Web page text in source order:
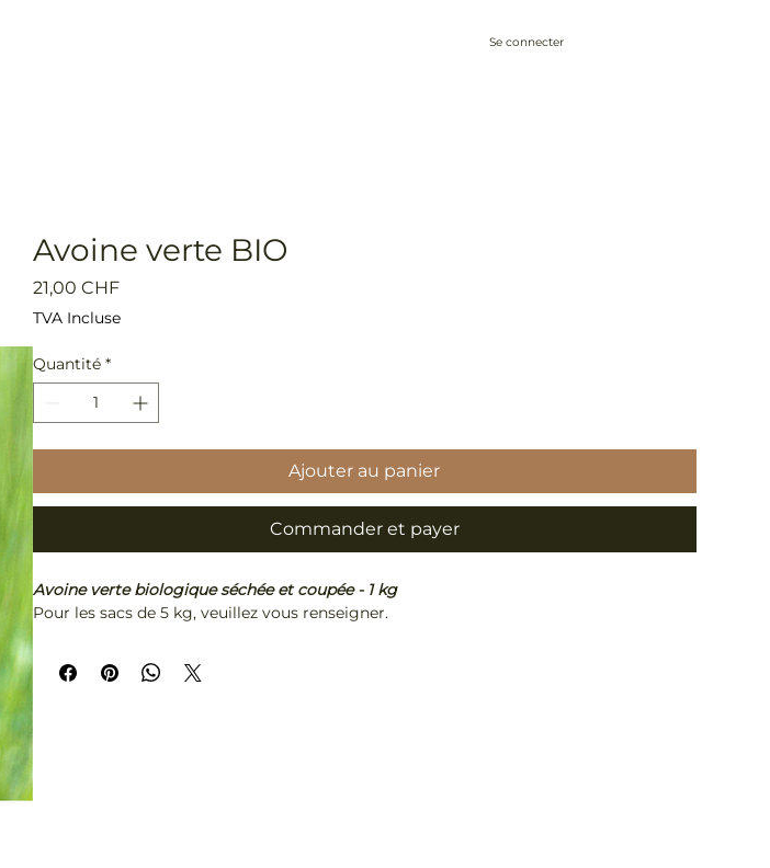
Se connecter
Avoine verte BIO
21,00 CHFPrix
TVA Incluse
Quantité *
Ajouter au panier
Commander et payer
Avoine verte biologique séchée et coupée - 1 kg
Pour les sacs de 5 kg, veuillez vous renseigner.